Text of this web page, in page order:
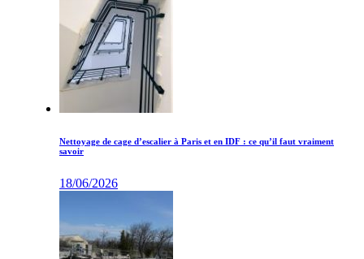
Nettoyage de cage d’escalier à Paris et en IDF : ce qu’il faut vraiment
savoir
18/06/2026